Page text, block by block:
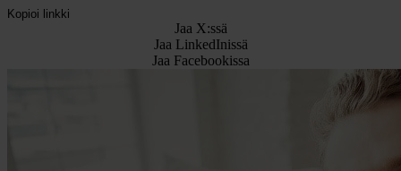
Kopioi linkki
Jaa X:ssä
Jaa LinkedInissä
Jaa Facebookissa